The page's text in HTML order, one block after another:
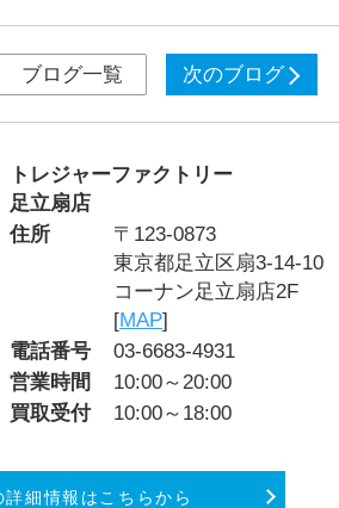
ブログ一覧 次のブログ
トレジャーファクトリー
足立扇店
住所
〒123-0873
東京都足立区扇3-14-10
コーナン足立扇店2F
[MAP]
電話番号
03-6683-4931
営業時間
10:00～20:00
買取受付
10:00～18:00
詳細情報はこちらから